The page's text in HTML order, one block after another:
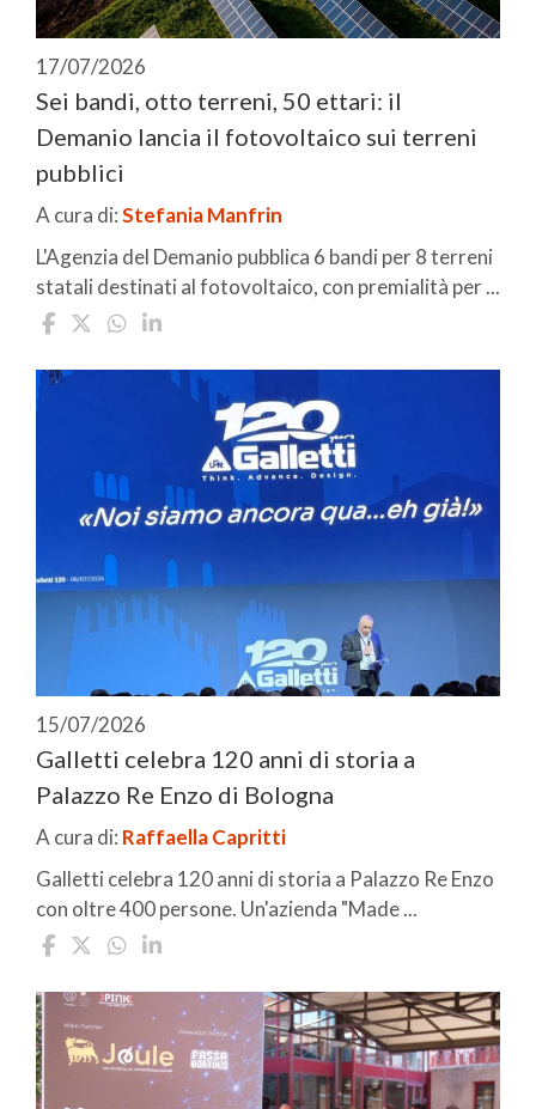
17/07/2026
Sei bandi, otto terreni, 50 ettari: il
Demanio lancia il fotovoltaico sui terreni
pubblici
A cura di:Stefania Manfrin
L'Agenzia del Demanio pubblica 6 bandi per 8 terreni
statali destinati al fotovoltaico, con premialità per ...
15/07/2026
Galletti celebra 120 anni di storia a
Palazzo Re Enzo di Bologna
A cura di: Raffaella Capritti
Galletti celebra 120 anni di storia a Palazzo Re Enzo
con oltre 400 persone. Un'azienda "Made ...